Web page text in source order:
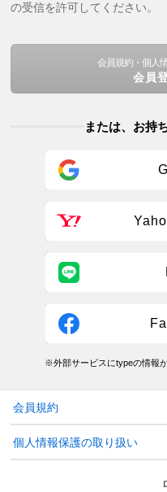
の受信を許可してください。
会員規約・個人
会員
または、お持
※外部サービスにtypeの情報
会員規約
個人情報保護の取り扱い